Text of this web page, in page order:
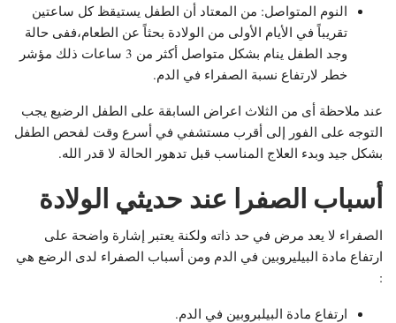
النوم المتواصل: من المعتاد أن الطفل يستيقظ كل ساعتين
تقريباً في الأيام الأولى من الولادة بحثاً عن الطعام،ففى حالة
وجد الطفل ينام بشكل متواصل أكثر من 3 ساعات ذلك مؤشر
خطر لارتفاع نسبة الصفراء في الدم.
عند ملاحظة أى من الثلاث اعراض السابقة على الطفل الرضيع يجب
التوجه على الفور إلى أقرب مستشفي في أسرع وقت لفحص الطفل
بشكل جيد وبدء العلاج المناسب قبل تدهور الحالة لا قدر الله.
أسباب الصفرا عند حديثي الولادة
الصفراء لا يعد مرض في حد ذاته ولكنة يعتبر إشارة واضحة على
ارتفاع مادة البيليروبين في الدم ومن أسباب الصفراء لدى الرضع هي
:
ارتفاع مادة البيلبروبين في الدم.